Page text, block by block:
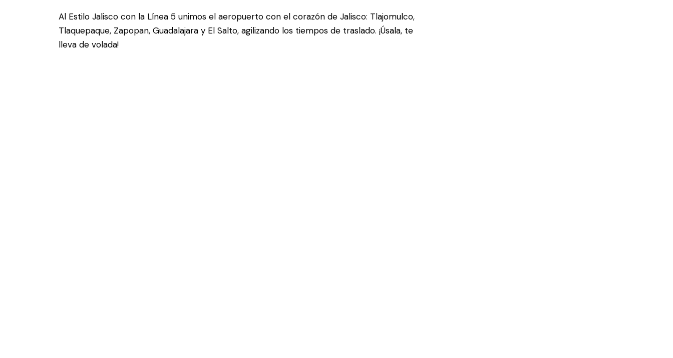
Al Estilo Jalisco con la Línea 5 unimos el aeropuerto con el corazón de Jalisco: Tlajomulco,
Tlaquepaque, Zapopan, Guadalajara y El Salto, agilizando los tiempos de traslado. ¡Úsala, te
lleva de volada!